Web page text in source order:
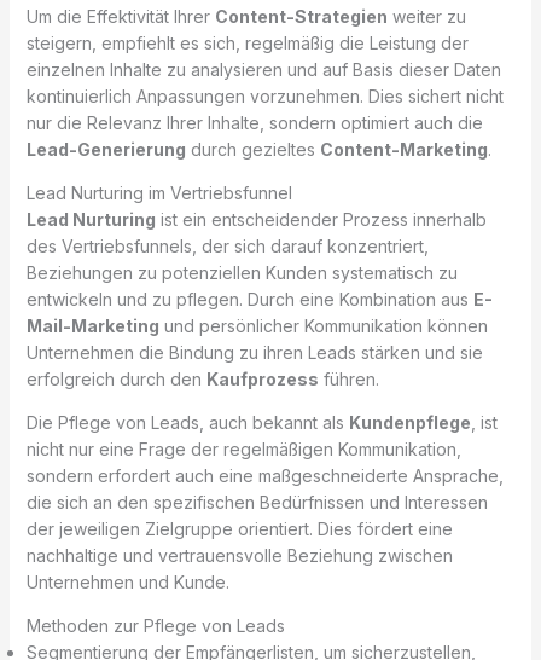
Um die Effektivität Ihrer Content-Strategien weiter zu
steigern, empfiehlt es sich, regelmäßig die Leistung der
einzelnen Inhalte zu analysieren und auf Basis dieser Daten
kontinuierlich Anpassungen vorzunehmen. Dies sichert nicht
nur die Relevanz Ihrer Inhalte, sondern optimiert auch die
Lead-Generierung durch gezieltes Content-Marketing.
Lead Nurturing im Vertriebsfunnel
Lead Nurturing ist ein entscheidender Prozess innerhalb
des Vertriebsfunnels, der sich darauf konzentriert,
Beziehungen zu potenziellen Kunden systematisch zu
entwickeln und zu pflegen. Durch eine Kombination aus E-
Mail-Marketing und persönlicher Kommunikation können
Unternehmen die Bindung zu ihren Leads stärken und sie
erfolgreich durch den Kaufprozess führen.
Die Pflege von Leads, auch bekannt als Kundenpflege , ist
nicht nur eine Frage der regelmäßigen Kommunikation,
sondern erfordert auch eine maßgeschneiderte Ansprache,
die sich an den spezifischen Bedürfnissen und Interessen
der jeweiligen Zielgruppe orientiert. Dies fördert eine
nachhaltige und vertrauensvolle Beziehung zwischen
Unternehmen und Kunde.
Methoden zur Pflege von Leads
Segmentierung der Empfängerlisten, um sicherzustellen,